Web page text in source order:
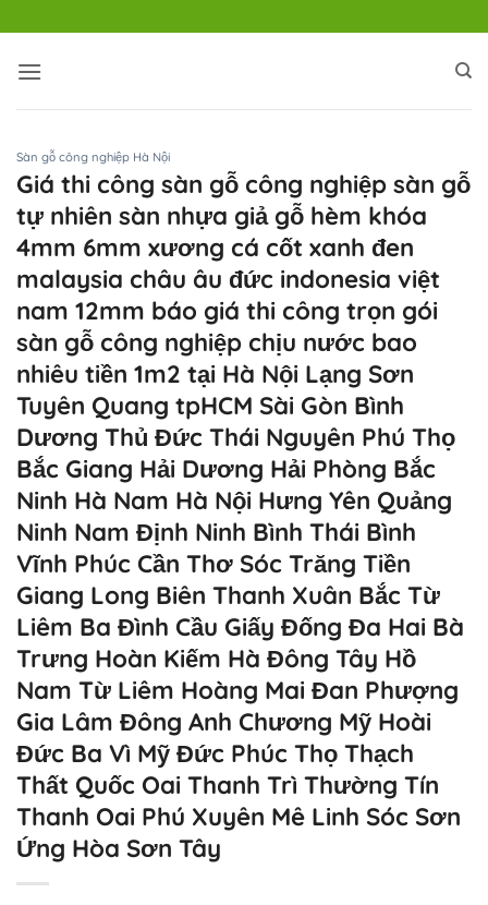
qua
nội
Sàn gỗ công nghiệp Hà Nội
Giá thi công sàn gỗ công nghiệp sàn gỗ
tự nhiên sàn nhựa giả gỗ hèm khóa
4mm 6mm xương cá cốt xanh đen
malaysia châu âu đức indonesia việt
nam 12mm báo giá thi công trọn gói
sàn gỗ công nghiệp chịu nước bao
nhiêu tiền 1m2 tại Hà Nội Lạng Sơn
Tuyên Quang tpHCM Sài Gòn Bình
Dương Thủ Đức Thái Nguyên Phú Thọ
Bắc Giang Hải Dương Hải Phòng Bắc
Ninh Hà Nam Hà Nội Hưng Yên Quảng
Ninh Nam Định Ninh Bình Thái Bình
Vĩnh Phúc Cần Thơ Sóc Trăng Tiền
Giang Long Biên Thanh Xuân Bắc Từ
Liêm Ba Đình Cầu Giấy Đống Đa Hai Bà
Trưng Hoàn Kiếm Hà Đông Tây Hồ
Nam Từ Liêm Hoàng Mai Đan Phượng
Gia Lâm Đông Anh Chương Mỹ Hoài
Đức Ba Vì Mỹ Đức Phúc Thọ Thạch
Thất Quốc Oai Thanh Trì Thường Tín
Thanh Oai Phú Xuyên Mê Linh Sóc Sơn
Ứng Hòa Sơn Tây